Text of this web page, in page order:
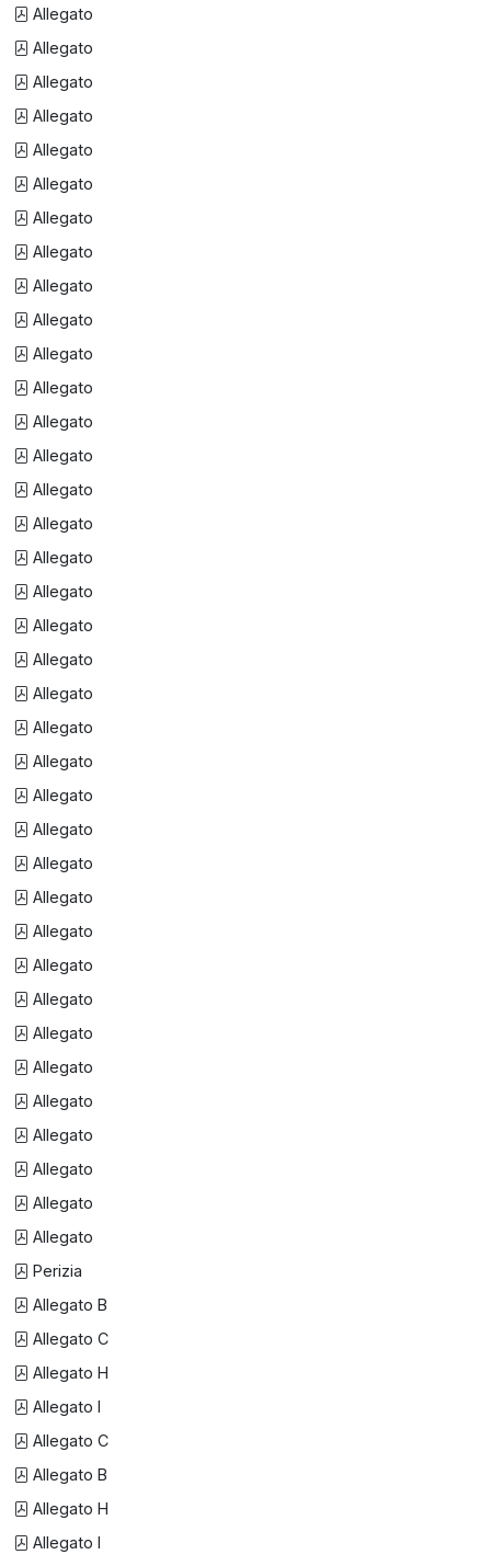
Allegato
Allegato
Allegato
Allegato
Allegato
Allegato
Allegato
Allegato
Allegato
Allegato
Allegato
Allegato
Allegato
Allegato
Allegato
Allegato
Allegato
Allegato
Allegato
Allegato
Allegato
Allegato
Allegato
Allegato
Allegato
Allegato
Allegato
Allegato
Allegato
Allegato
Allegato
Allegato
Allegato
Allegato
Allegato
Allegato
Allegato
Perizia
Allegato B
Allegato C
Allegato H
Allegato I
Allegato C
Allegato B
Allegato H
Allegato I